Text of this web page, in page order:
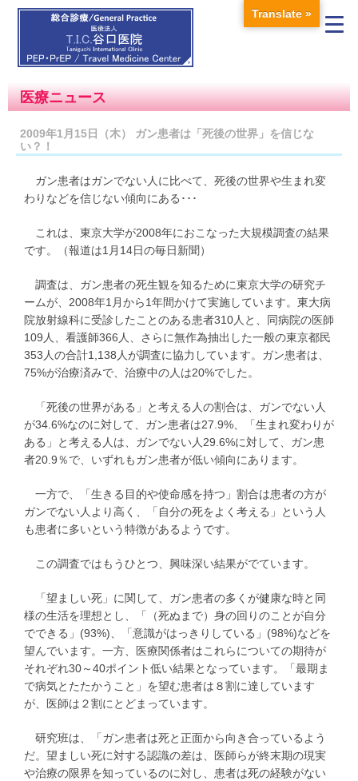
医療ニュース
2009年1月15日（木） ガン患者は「死後の世界」を信じな
い？！
ガン患者はガンでない人に比べて、死後の世界や生まれ変
わりなどを信じない傾向にある･･･
これは、東京大学が2008年におこなった大規模調査の結果
です。（報道は1月14日の毎日新聞）
調査は、ガン患者の死生観を知るために東京大学の研究チ
ームが、2008年1月から1年間かけて実施しています。東大病
院放射線科に受診したことのある患者310人と、同病院の医師
109人、看護師366人、さらに無作為抽出した一般の東京都民
353人の合計1,138人が調査に協力しています。ガン患者は、
75%が治療済みで、治療中の人は20%でした。
「死後の世界がある」と考える人の割合は、ガンでない人
が34.6%なのに対して、ガン患者は27.9%、「生まれ変わりが
ある」と考える人は、ガンでない人29.6%に対して、ガン患
者20.9％で、いずれもガン患者が低い傾向にあります。
一方で、「生きる目的や使命感を持つ」割合は患者の方が
ガンでない人より高く、「自分の死をよく考える」という人
も患者に多いという特徴があるようです。
この調査ではもうひとつ、興味深い結果がでています。
「望ましい死」に関して、ガン患者の多くが健康な時と同
様の生活を理想とし、「（死ぬまで）身の回りのことが自分
でできる」(93%)、「意識がはっきりしている」(98%)などを
望んでいます。一方、医療関係者はこれらについての期待が
それぞれ30～40ポイント低い結果となっています。「最期ま
で病気とたたかうこと」を望む患者は８割に達しています
が、医師は２割にとどまっています。
研究班は、「ガン患者は死と正面から向き合っているよう
だ。望ましい死に対する認識の差は、医師らが終末期の現実
や治療の限界を知っているのに対し、患者は死の経験がない
Translate »